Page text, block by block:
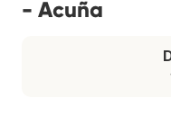
- Acuña